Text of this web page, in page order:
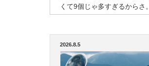
くて9個じゃ多すぎるからさ。
2026.8.5